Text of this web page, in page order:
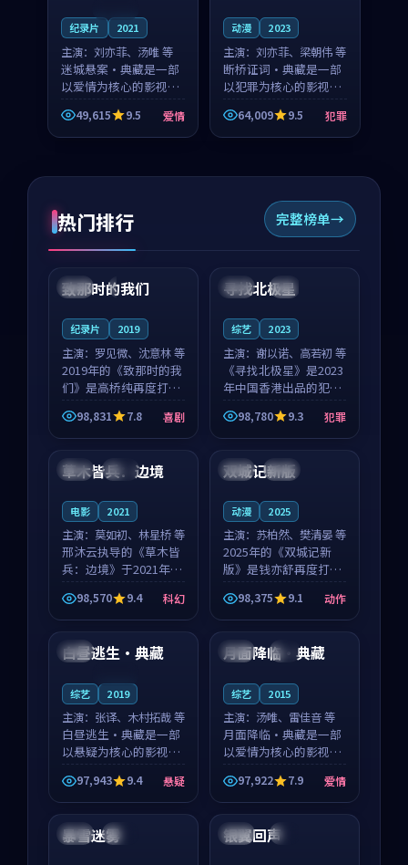
纪录片 2021
主演： 刘亦菲、汤唯 等
迷城悬案·典藏是一部
以爱情为核心的影视作
品，围绕危机、反转与
人物成长展开，整体节
奏紧凑，值得推荐观
49,615 9.5 爱情
动漫 2023
主演： 刘亦菲、梁朝伟 等
断桥证词·典藏是一部
以犯罪为核心的影视作
品，围绕危机、反转与
人物成长展开，整体节
奏紧凑，值得推荐观
64,009 9.5 犯罪
热门排行 完整榜单
中国 4K
99:22
致那时的我们
纪录片 2019
主演： 罗见微、沈意林 等
2019年的《致那时的我
们》是高桥纯再度打磨
的喜剧佳作。中国大陆
的取景与都市寓言的氛
围相互成就，罗见微与
沈意林的对手戏自然克
制，让整部影片在悬
98,831 7.8 喜剧
中国 4K
99:18
寻找北极星
综艺 2023
主演： 谢以诺、高若初 等
《寻找北极星》是2023
年中国香港出品的犯罪
新作，主创团队希望用
公路冒险的故事让观众
停下来想一想。谢以诺
领衔，高若初担任重要
角色，戚南柯的叙事
98,780 9.3 犯罪
泰国 独播
草木皆兵：边境
电影 2021
主演： 莫如初、林星桥 等
邢沐云执导的《草木皆
兵：边境》于2021年面
世，泰国的城市气质与
校园青春的人物心境共
同构筑了影片基调。莫
如初、林星桥用细腻的
表演撑起整部科幻电
98,570 9.4 科幻
中国 独播
双城记新版
动漫 2025
主演： 苏柏然、樊清晏 等
2025年的《双城记新
版》是钱亦舒再度打磨
的动作佳作。中国大陆
的取景与沙漠探险的氛
围相互成就，苏柏然与
樊清晏的对手戏自然克
制，让整部影片在悬念
98,375 9.1 动作
泰国
白昼逃生·典藏
综艺 2019
主演： 张译、木村拓哉 等
白昼逃生·典藏是一部
以悬疑为核心的影视作
品，围绕危机、反转与
人物成长展开，整体节
奏紧凑，值得推荐观
看。
97,943 9.4 悬疑
法国 4K
月面降临·典藏
综艺 2015
主演： 汤唯、雷佳音 等
月面降临·典藏是一部
以爱情为核心的影视作
品，围绕危机、反转与
人物成长展开，整体节
奏紧凑，值得推荐观
看。
97,922 7.9 爱情
法国 高分
暴雪迷雾 中国 4K
银翼回声